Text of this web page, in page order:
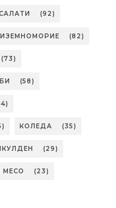
(92)
(82)
(73)
(58)
КОЛЕДА (35)
(29)
МЕСО (23)